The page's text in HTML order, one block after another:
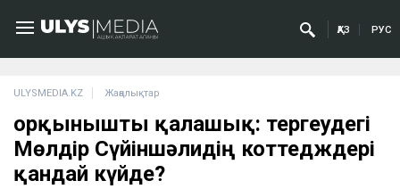
ҚАЗ РУС
ULYSMEDIA.KZ Жаңалықтар
Қорқынышты қалашық: тергеудегі
Мөлдір Сүйіншәлидің коттедждері
қандай күйде?